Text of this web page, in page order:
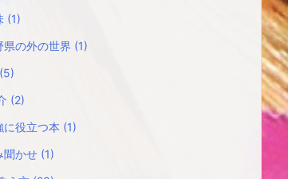
(1)
県の外の世界 (1)
(5)
(2)
に役立つ本 (1)
聞かせ (1)